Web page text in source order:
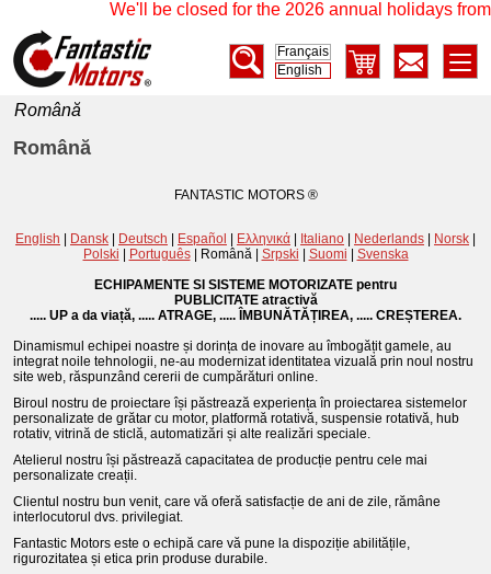
We'll be closed for the 2026 annual holidays from
Français
English
Română
Română
FANTASTIC MOTORS ®
English Dansk Deutsch Español Ελληνικά Italiano Nederlands Norsk
Polski
Português| Română | Srpski Suomi
Svenska
ECHIPAMENTE SI SISTEME MOTORIZATE pentru
PUBLICITATE atractivă
..... UP a da viață, ..... ATRAGE, ..... ÎMBUNĂTĂȚIREA, ..... CREȘTEREA.
Dinamismul echipei noastre și dorința de inovare au îmbogățit gamele, au
integrat noile tehnologii, ne-au modernizat identitatea vizuală prin noul nostru
site web, răspunzând cererii de cumpărături online.
Biroul nostru de proiectare își păstrează experiența în proiectarea sistemelor
personalizate de grătar cu motor, platformă rotativă, suspensie rotativă, hub
rotativ, vitrină de sticlă, automatizări și alte realizări speciale.
Atelierul nostru își păstrează capacitatea de producție pentru cele mai
personalizate creații.
Clientul nostru bun venit, care vă oferă satisfacție de ani de zile, rămâne
interlocutorul dvs. privilegiat.
Fantastic Motors este o echipă care vă pune la dispoziție abilitățile,
rigurozitatea și etica prin produse durabile.